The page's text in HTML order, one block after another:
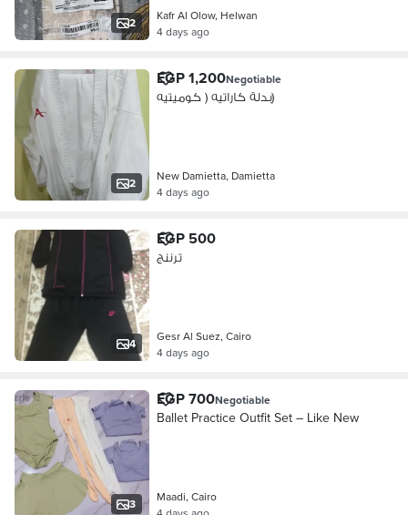
2
Kafr Al Olow, Helwan
4 days ago
2
EGP 1,200Negotiable
بدلة كاراتيه ( كوميتيه)
New Damietta, Damietta
4 days ago
4
EGP 500
ترننج
Gesr Al Suez, Cairo
4 days ago
3
EGP 700Negotiable
Ballet Practice Outfit Set – Like New
Maadi, Cairo